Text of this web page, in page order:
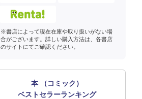
※書店によって現在在庫や取り扱いがない場
合がございます。詳しい購入方法は、各書店
のサイトにてご確認ください。
本 （コミック）
ベストセラーランキング